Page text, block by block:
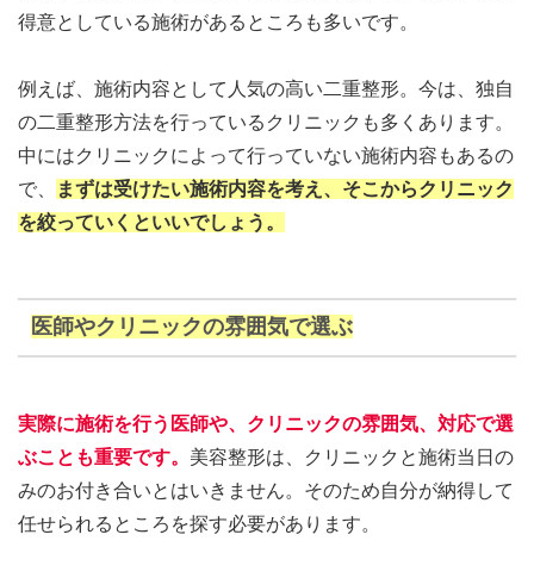
得意としている施術があるところも多いです。
例えば、施術内容として人気の高い二重整形。今は、独自
の二重整形方法を行っているクリニックも多くあります。
中にはクリニックによって行っていない施術内容もあるの
で、
まずは受けたい施術内容を考え、そこからクリニック
を絞っていくといいでしょう。
医師やクリニックの雰囲気で選ぶ
実際に施術を行う医師や、クリニックの雰囲気、対応で選
ぶことも重要です。 美容整形は、クリニックと施術当日の
みのお付き合いとはいきません。そのため自分が納得して
任せられるところを探す必要があります。